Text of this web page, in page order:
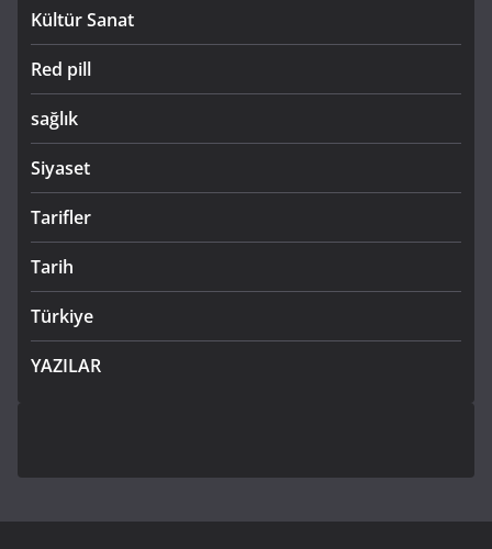
Kültür Sanat
Red pill
sağlık
Siyaset
Tarifler
Tarih
Türkiye
YAZILAR